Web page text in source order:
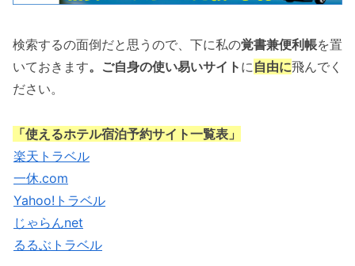
検索するの面倒だと思うので、下に私の覚書兼便利帳を置
いておきます。ご自身の使い易いサイト に 自由に飛んでく
ださい。
「使えるホテル宿泊予約サイト一覧表」
楽天トラベル
一休.com
Yahoo!トラベル
じゃらんnet
るるぶトラベル